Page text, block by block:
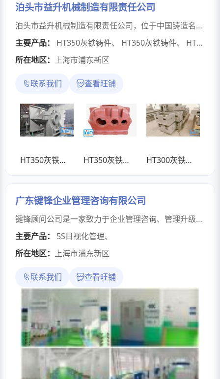
泊头市益升机械制造有限责任公司
泊头市益升机械制造有限责任公司，位于中国铸造名城河北省泊头市，坐落于泊头市四营工业园区紧邻338国道，西至106国道和大广高速路，东至104国道和京沪高速，拥有得天独厚的交通优势。益升公司成立于2003年，注册资金3682万元，占地面积66000平方米，厂房面积42000平方米，现有专业员工100余人，管理人员20人，专业高级技术人员15人，高级技术工60余人。公司主要产品为机床铸件、汽车模具铸件和通用机械铸件等系列产品，是集铸造、机加工一站式服务的生产厂家。产品通过GB/T9001-2008质量管理体系认证和国军标GJB900B-2009质量管理体系认证。蓬勃发展的益升机械制造有限责任公司经过多年的不懈努力，设备不断更新换代，已经拥有先进的铸造设备、起重设备、应达电炉、自动配料仪、德国SPECTPO直读火花光谱仪，ARL直读光谱仪，炉前分析仪、金相分析仪、探伤仪、测温仪，型砂检测等先进检测设备。为了更好地服务客户，实现绿色铸造快速发展，公司还配备了落砂机、旧砂循环利用生产线、全自动封闭式送砂系统，大中型铸造表面清理机，清理打磨室等先进的清理设备设施。公司的机加工更是全部采用了先进的数控机床设备，保证了产品质量、精度。人才是企业发展的动力，产品质量是企业发展的根本，益升机械制造有限责任公司经过不断完善，已经通过了国家IS09001认证、GJB9001B、IS014000、AS18000等质量管理体系认证，并获得了国家工信部<<铸造行业准入证明>>，为全国铸造协会会员单位，中国铸造产品出口基地会员企业，获得了沧州市市级绿色工厂以及河北诚信企业等证书，为河北铸锻协会理事单位。2022年9月荣获"中国绿色铸造示范企业"荣誉证书。益升公司依托技术创新，完成铸造产业改造提升。在环保管控方面总投入1200多万元，用于环保设备改造和先进环保设备的引进。公司完成铸造改造提升以后，全面实现了铸造过程中的污染控制，彻底改善了铸造的生产面貌。益升公司在铸造业内，率先引入了沸石转轮分子筛+催化燃烧技术、活性炭吸附脱附+催化燃烧技术，并自主创新研发多级废气收集处理设备等，实现了环保治理水平的提升。在2019年，益升公司通过环保部专家组的绩效评级，获得"铸造A级企业"称号。作为北京精雕公司长达二十多年的重要合作伙伴，我们凭借精密铸造领域的专业技术优势，持续为其供应高精度机床核心铸件系列产品，获得行业标杆企业的长期质量验证。同时，公司也与北京大隈机床等知名企业建立了合作关系，进一步拓展了在高端装备制造领域的战略布局。2020年11月，益升公司与北京精雕签署深度战略合作协议，推动合作模式从供应链协同升级为涵盖技术联合研发、工艺创新优化的战略伙伴关系，充分印证了企业在高端装备制造领域的技术领导地位与市场竞争价值。为进一步给客户提供优质铸件产品，总投资1.5亿元的益升二期工程以"绿色铸造"和"智能制造"为定位标准的铸造工厂，将"数字化"、"智能化"管理引入铸造生产，将实现"绿色铸造""能源循环利用"的发展模式，以达到铸造产业改造提升的新高度。
主要产品：
HT350灰铁铸件、 HT350灰铁铸件、 HT300灰铁铸件
所在地区： 上海市浦东新区
联系我们 查看旺铺
HT350灰铁铸件 HT350灰铁铸件 HT300灰铁铸件
广东键锋企业管理咨询有限公司
键锋顾问公司是一家致力于企业管理咨询、管理升级、经营变革的咨询-培训-辅导-智力服务机构。以助力企业发展成长、提升企业绩效及降低运营成本、精耕企业管理降本增效咨询事业。公司成立于2011年初，成长发展至今已近15年。键锋公司一路走来始终保持不偏不移的步伐稳步推进，不骄不躁是键锋人一直秉承的发展态度。在历经多年的企业管理咨询服务上积累丰富的经验以及不断为客户解决了一道又一道管理难题，同时在这过程中一次次强壮强大了键锋人实力。键锋公司历经多次管理思想、方法、工具升级，力求在每一个时间节点以最新的管理思想管理方法助力企业管理升级，为企业成长发展提供管理解决之道。公司目前常年合作的企业客户两百多家，并与企业建立战略协作伙伴关系。目前涉及的行业有各类实体制造业和服务业，涉及行业电子、医疗美容、五金制品、塑胶制品、玩具、制衣、鞋业、机械、模具、电器、化工、医疗、金融、食品等行业。
主要产品：
5S目视化管理、
所在地区： 上海市浦东新区
联系我们 查看旺铺